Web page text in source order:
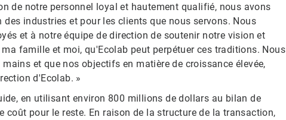
de notre personnel loyal et hautement qualifié, nous avons
industries et pour les clients que nous servons. Nous
et à notre équipe de direction de soutenir notre vision et
famille et moi, qu'Ecolab peut perpétuer ces traditions. Nous
et que nos objectifs en matière de croissance élevée,
d'Ecolab. »
en utilisant environ 800 millions de dollars​​​​​​​ au bilan de
pour le reste.​​​​​​​ En raison de la structure de la transaction,